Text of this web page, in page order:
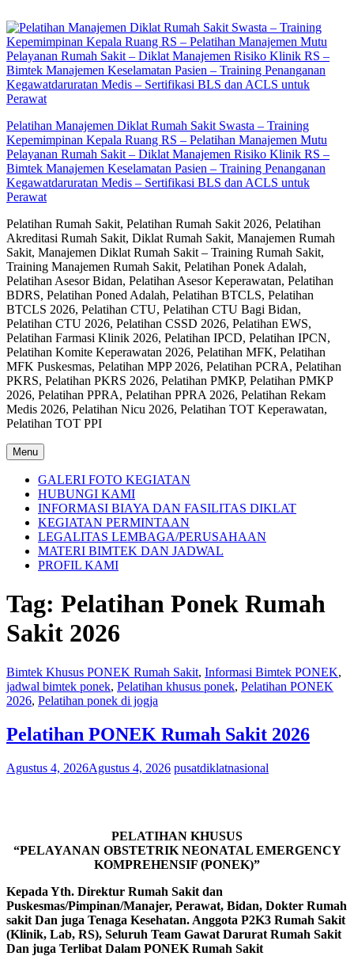
to
content
Pelatihan Manajemen Diklat Rumah Sakit Swasta – Training
Kepemimpinan Kepala Ruang RS – Pelatihan Manajemen Mutu
Pelayanan Rumah Sakit – Diklat Manajemen Risiko Klinik RS –
Bimtek Manajemen Keselamatan Pasien – Training Penanganan
Kegawatdaruratan Medis – Sertifikasi BLS dan ACLS untuk
Perawat
Pelatihan Rumah Sakit, Pelatihan Rumah Sakit 2026, Pelatihan
Akreditasi Rumah Sakit, Diklat Rumah Sakit, Manajemen Rumah
Sakit, Manajemen Diklat Rumah Sakit – Training Rumah Sakit,
Training Manajemen Rumah Sakit, Pelatihan Ponek Adalah,
Pelatihan Asesor Bidan, Pelatihan Asesor Keperawatan, Pelatihan
BDRS, Pelatihan Poned Adalah, Pelatihan BTCLS, Pelatihan
BTCLS 2026, Pelatihan CTU, Pelatihan CTU Bagi Bidan,
Pelatihan CTU 2026, Pelatihan CSSD 2026, Pelatihan EWS,
Pelatihan Farmasi Klinik 2026, Pelatihan IPCD, Pelatihan IPCN,
Pelatihan Komite Keperawatan 2026, Pelatihan MFK, Pelatihan
MFK Puskesmas, Pelatihan MPP 2026, Pelatihan PCRA, Pelatihan
PKRS, Pelatihan PKRS 2026, Pelatihan PMKP, Pelatihan PMKP
2026, Pelatihan PPRA, Pelatihan PPRA 2026, Pelatihan Rekam
Medis 2026, Pelatihan Nicu 2026, Pelatihan TOT Keperawatan,
Pelatihan TOT PPI
Menu
GALERI FOTO KEGIATAN
HUBUNGI KAMI
INFORMASI BIAYA DAN FASILITAS DIKLAT
KEGIATAN PERMINTAAN
LEGALITAS LEMBAGA/PERUSAHAAN
MATERI BIMTEK DAN JADWAL
PROFIL KAMI
Tag: Pelatihan Ponek Rumah
Sakit 2026
Bimtek Khusus PONEK Rumah Sakit, Informasi Bimtek PONEK,
jadwal bimtek ponek, Pelatihan khusus ponek, Pelatihan PONEK
2026, Pelatihan ponek di jogja
Pelatihan PONEK Rumah Sakit 2026
Agustus 4, 2026Agustus 4, 2026 pusatdiklatnasional
PELATIHAN KHUSUS
“PELAYANAN OBSTETRIK NEONATAL EMERGENCY
KOMPREHENSIF (PONEK)”
Kepada Yth. Direktur Rumah Sakit dan
Puskesmas/Pimpinan/Manajer, Perawat, Bidan, Dokter Rumah
sakit Dan juga Tenaga Kesehatan. Anggota P2K3 Rumah Sakit
(Klinik, Lab, RS), Seluruh Team Gawat Darurat Rumah Sakit
Dan juga Terlibat Dalam PONEK Rumah Sakit